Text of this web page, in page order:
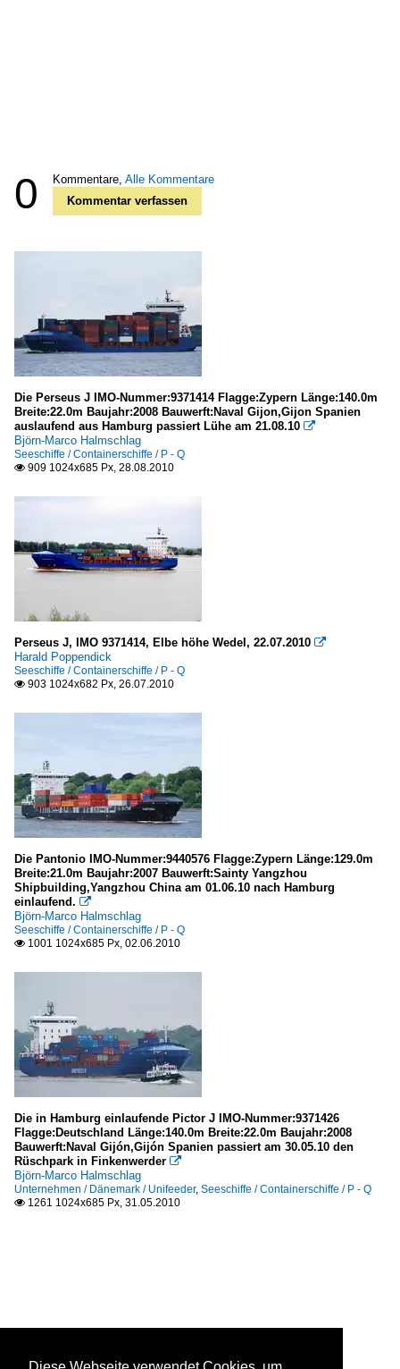
0 Kommentare, Alle Kommentare
Kommentar verfassen
Die Perseus J IMO-Nummer:9371414 Flagge:Zypern Länge:140.0m
Breite:22.0m Baujahr:2008 Bauwerft:Naval Gijon,Gijon Spanien
auslaufend aus Hamburg passiert Lühe am 21.08.10 
Björn-Marco Halmschlag
Seeschiffe / Containerschiffe / P - Q
 909 1024x685 Px, 28.08.2010
Perseus J, IMO 9371414, Elbe höhe Wedel, 22.07.2010 
Harald Poppendick
Seeschiffe / Containerschiffe / P - Q
 903 1024x682 Px, 26.07.2010
Die Pantonio IMO-Nummer:9440576 Flagge:Zypern Länge:129.0m
Breite:21.0m Baujahr:2007 Bauwerft:Sainty Yangzhou
Shipbuilding,Yangzhou China am 01.06.10 nach Hamburg
einlaufend. 
Björn-Marco Halmschlag
Seeschiffe / Containerschiffe / P - Q
 1001 1024x685 Px, 02.06.2010
Die in Hamburg einlaufende Pictor J IMO-Nummer:9371426
Flagge:Deutschland Länge:140.0m Breite:22.0m Baujahr:2008
Bauwerft:Naval Gijón‎,Gijón‎ Spanien passiert am 30.05.10 den
Rüschpark in Finkenwerder 
Björn-Marco Halmschlag
Unternehmen / Dänemark / Unifeeder, Seeschiffe / Containerschiffe / P - Q
 1261 1024x685 Px, 31.05.2010